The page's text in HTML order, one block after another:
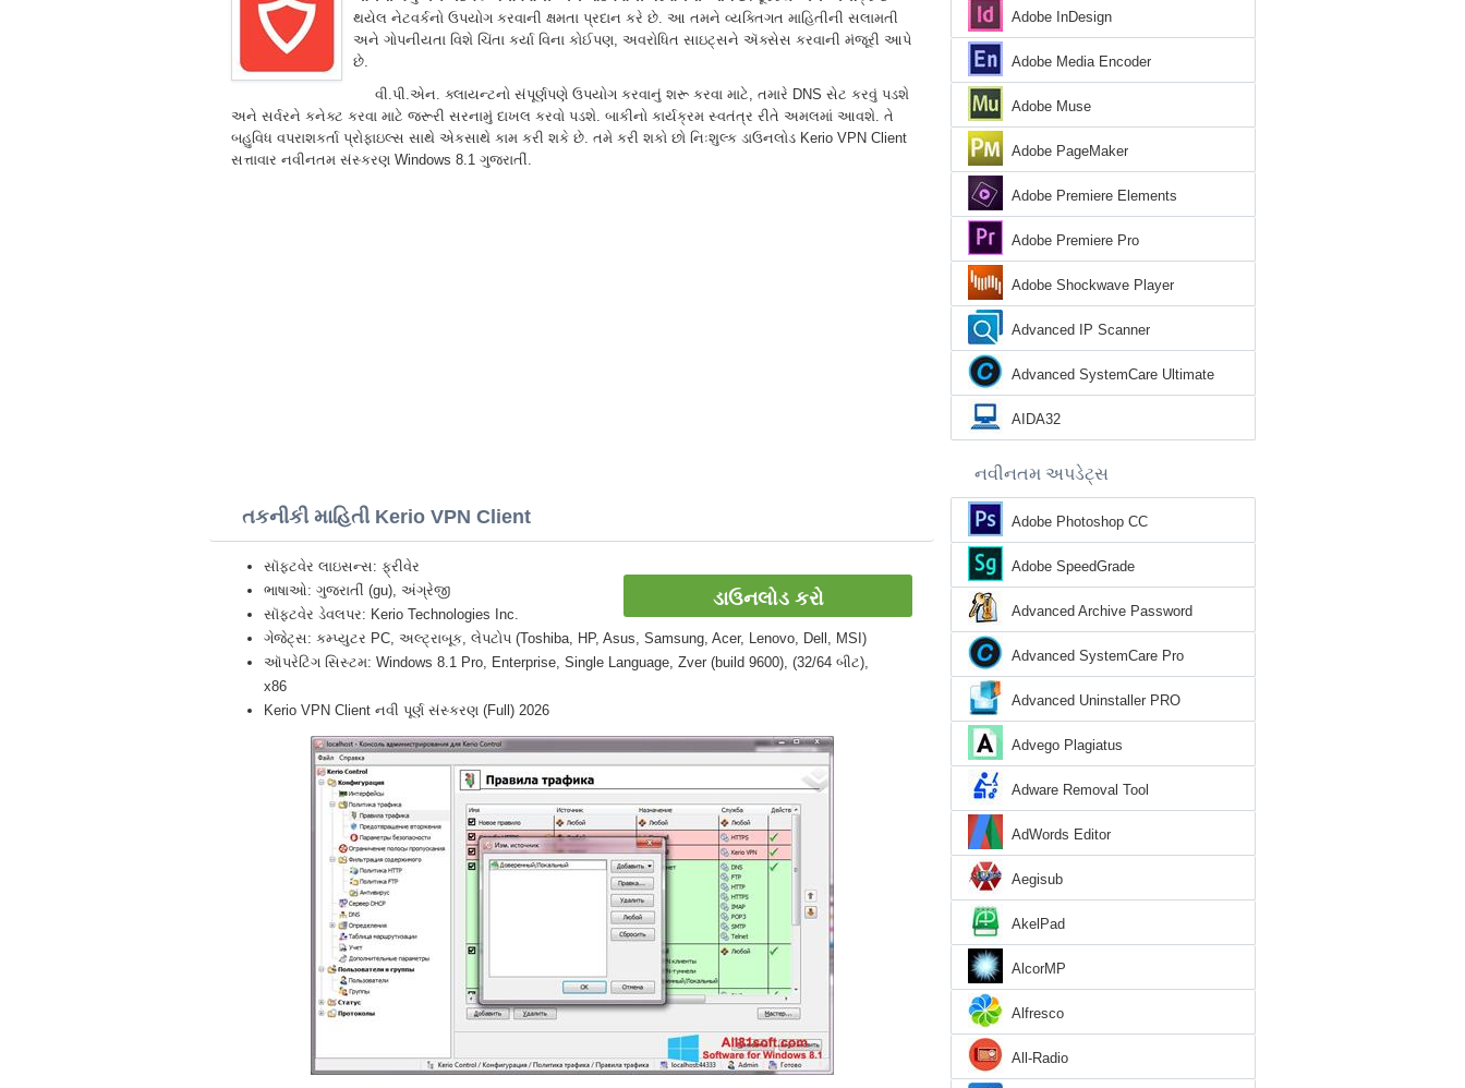
થયેલ નેટવર્કનો ઉપયોગ કરવાની ક્ષમતા પ્રદાન કરે છે. આ તમને વ્યક્તિગત માહિતીની સલામતી
અને ગોપનીયતા વિશે ચિંતા કર્યા વિના કોઈપણ, અવરોધિત સાઇટ્સને ઍક્સેસ કરવાની મંજૂરી આપે
છે.
વી.પી.એન. ક્લાયન્ટનો સંપૂર્ણપણે ઉપયોગ કરવાનું શરૂ કરવા માટે, તમારે DNS સેટ કરવું પડશે
અને સર્વરને કનેક્ટ કરવા માટે જરૂરી સરનામું દાખલ કરવો પડશે. બાકીનો કાર્યક્રમ સ્વતંત્ર રીતે અમલમાં આવશે. તે
બહુવિધ વપરાશકર્તા પ્રોફાઇલ્સ સાથે એકસાથે કામ કરી શકે છે. તમે કરી શકો છો નિઃશુલ્ક ડાઉનલોડ Kerio VPN Client
સત્તાવાર નવીનતમ સંસ્કરણ Windows 8.1 ગુજરાતીં.
તકનીકી માહિતી Kerio VPN Client
ડાઉનલોડ કરો
સૉફ્ટવેર લાઇસન્સ: ફ્રીવેર
ભાષાઓ: ગુજરાતીં (gu), અંગ્રેજી
સૉફ્ટવેર ડેવલપર: Kerio Technologies Inc.
ગેજેટ્સ: કમ્પ્યુટર PC, અલ્ટ્રાબૂક, લેપટોપ (Toshiba, HP, Asus, Samsung, Acer, Lenovo, Dell, MSI)
ઑપરેટિંગ સિસ્ટમ: Windows 8.1 Pro, Enterprise, Single Language, Zver (build 9600), (32/64 બીટ),
x86
Kerio VPN Client નવી પૂર્ણ સંસ્કરણ (Full) 2026
Adobe InDesign
Adobe Media Encoder
Adobe Muse
Adobe PageMaker
Adobe Premiere Elements
Adobe Premiere Pro
Adobe Shockwave Player
Advanced IP Scanner
Advanced SystemCare Ultimate
AIDA32
નવીનતમ અપડેટ્સ
Adobe Photoshop CC
Adobe SpeedGrade
Advanced Archive Password
Recovery
Advanced SystemCare Pro
Advanced Uninstaller PRO
Advego Plagiatus
Adware Removal Tool
AdWords Editor
Aegisub
AkelPad
AlcorMP
Alfresco
All-Radio